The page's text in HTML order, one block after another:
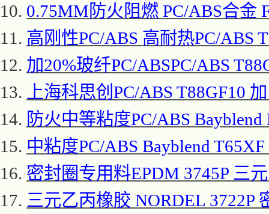
10. 0.75MM防火阻燃 PC/ABS合金
11. 高刚性PC/ABS 高耐热PC/ABS
12. 加20%玻纤PC/ABSPC/ABS
13.
上海科思创 PC/ABS T88GF10
14. 防火中等粘度PC/ABS
15. 中粘度PC/ABS Bayblend
16. 密封圈专用料EPDM 3745P 三
17. 三元乙丙橡胶 NORDEL 3722P